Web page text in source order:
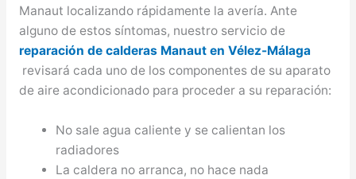
Manaut localizando rápidamente la avería. Ante
alguno de estos síntomas, nuestro servicio de
reparación de calderas Manaut en Vélez-Málaga
revisará cada uno de los componentes de su aparato
de aire acondicionado para proceder a su reparación:
No sale agua caliente y se calientan los
radiadores
La caldera no arranca, no hace nada